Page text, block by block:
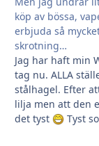
köp av bössa,
erbjuda så
skrotning…
Jag har haft min
tag nu. ALLA
stålhagel. Efter
lilja men att den
det tyst
Tyst